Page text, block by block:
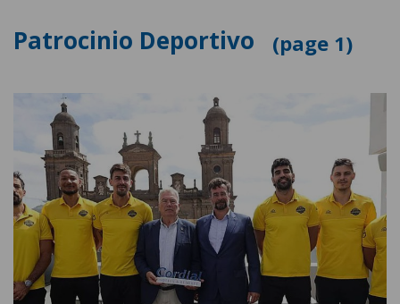
Patrocinio Deportivo 1